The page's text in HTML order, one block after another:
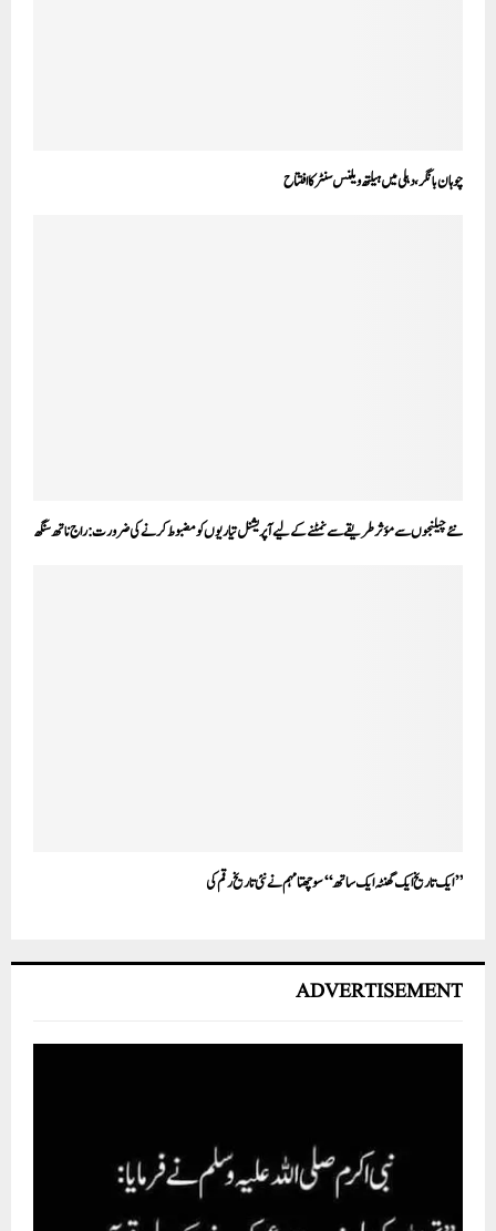
چوہان بانگر، دہلی میں ہیلتھ ویلنس سنٹر کا افتتاح
نئے چیلنجوں سے مؤثر طریقے سے نمٹنے کے لیے آپریشنل تیاریوں کو مضبوط کرنے کی ضرورت :راج ناتھ سنگھ
’’ایک تاریخ ایک گھنٹہ ایک ساتھ ‘‘ سوچھتا مہم نے نئی تاریخ رقم کی
ADVERTISEMENT